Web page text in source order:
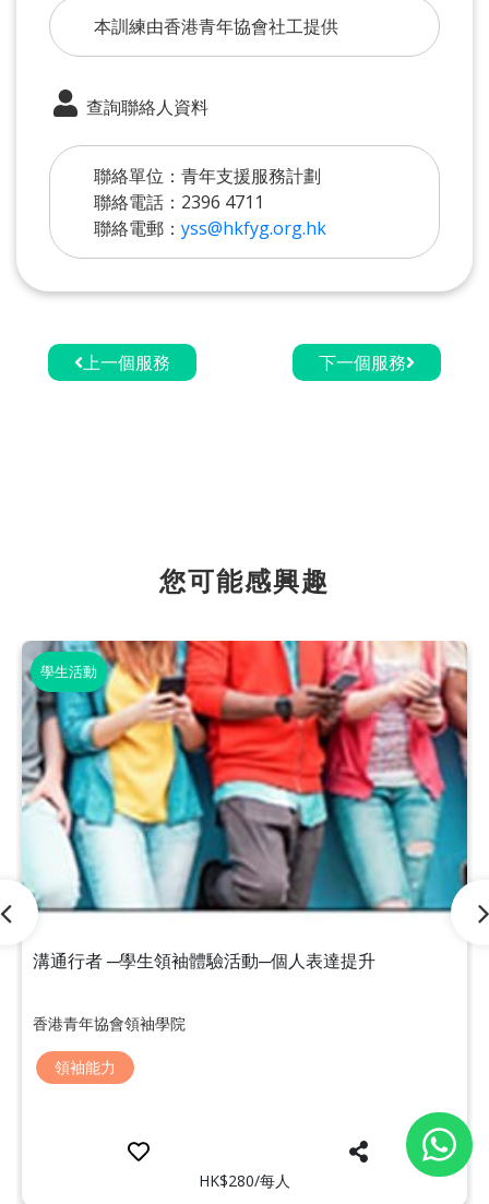
本訓練由香港青年協會社工提供
查詢聯絡人資料
聯絡單位：青年支援服務計劃
聯絡電話：2396 4711
聯絡電郵： yss@hkfyg.org.hk
上一個服務 下一個服務
您可能感興趣
學生活動
溝通行者 ─學生領袖體驗活動─個人表達提升
香港青年協會領袖學院
領袖能力
HK$280/每人